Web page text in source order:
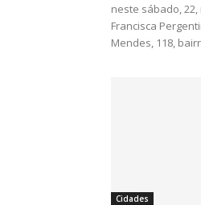
neste sábado,
Francisca
Mendes, 118,
Cidades